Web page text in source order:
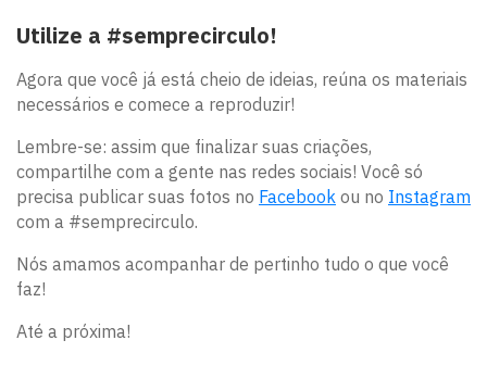
Utilize a #semprecirculo!
Agora que você já está cheio de ideias, reúna os materiais
necessários e comece a reproduzir!
Lembre-se: assim que finalizar suas criações,
compartilhe com a gente nas redes sociais! Você só
precisa publicar suas fotos no Facebook ou no Instagram
com a #semprecirculo.
Nós amamos acompanhar de pertinho tudo o que você
faz!
Até a próxima!